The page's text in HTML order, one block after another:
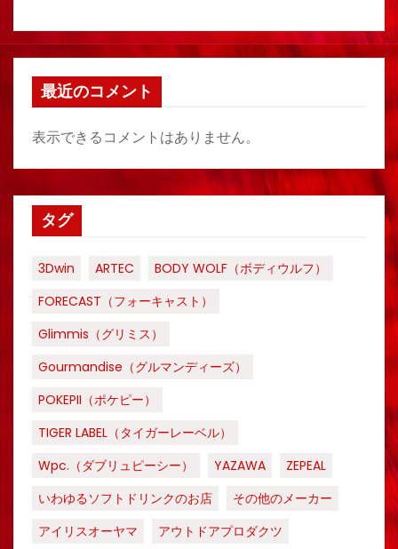
最近のコメント
表示できるコメントはありません。
タグ
3Dwin ARTEC
BODY WOLF（ボディウルフ）
FORECAST（フォーキャスト）
Glimmis（グリミス）
Gourmandise（グルマンディーズ）
POKEPII（ポケピー）
TIGER LABEL（タイガーレーベル）
Wpc.（ダブリュピーシー）
YAZAWA
ZEPEAL
いわゆるソフトドリンクのお店
その他のメーカー
アイリスオーヤマ
アウトドアプロダクツ